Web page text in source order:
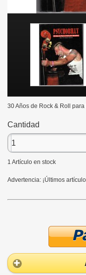
30 Años de Rock & Roll para
Cantidad
1 Artículo en stock
Advertencia: ¡Últimos